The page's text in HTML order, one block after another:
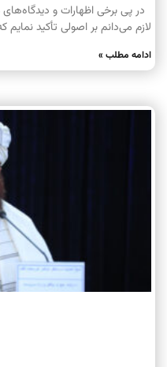
در پی برخی اظهارات و
لازم می‌دانم بر اصولی تأکید
ادامه مطلب »